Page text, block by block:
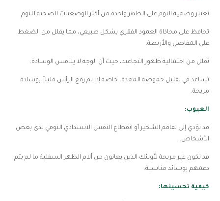
تعتبر وضعية النوم على الظهر واحدة من أكثر الوضعيات الصحية للنوم.
تحافظ على محاذاة العمود الفقري بشكل طبيعي، مما يقلل من الضغط
على المفاصل والأربطة.
تقلل من احتمالية ظهور التجاعيد، حيث أن الوجه لا يلامس الوسادة.
تساعد في تقليل حموضة المعدة، خاصة إذا تم رفع الرأس قليلاً بوسادة
مريحة.
العيوب:
قد تؤدي إلى تفاقم الشخير أو انقطاع النفس الانسدادي النومي لدى بعض
الأشخاص.
قد تكون غير مريحة لأولئك الذين يعانون من آلام الظهر السفلية ما لم يتم
دعمهم بوسائد مناسبة.
كيفية تحسينها: